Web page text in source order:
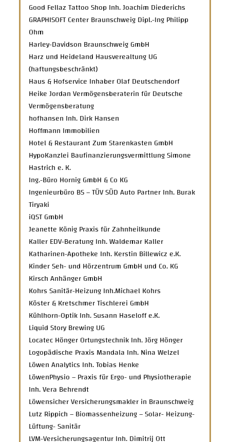
Good Fellaz Tattoo Shop Inh. Joachim Diederichs
GRAPHISOFT Center Braunschweig Dipl.-Ing Philipp
Ohm
Harley-Davidson Braunschweig GmbH
Harz und Heideland Hausverealtung UG
(haftungsbeschränkt)
Haus & Hofservice Inhaber Olaf Deutschendorf
Heike Jordan Vermögensberaterin für Deutsche
Vermögensberatung
hofhansen Inh. Dirk Hansen
Hoffmann Immobilien
Hotel & Restaurant Zum Starenkasten GmbH
HypoKanzlei Baufinanzierungsvermittlung Simone
Hastrich e. K.
Ing.-Büro Hornig GmbH & Co KG
Ingenieurbüro BS – TÜV SÜD Auto Partner Inh. Burak
Tiryaki
iQST GmbH
Jeanette König Praxis für Zahnheilkunde
Kaller EDV-Beratung Inh. Waldemar Kaller
Katharinen-Apotheke Inh. Kerstin Billewicz e.K.
Kinder Seh- und Hörzentrum GmbH und Co. KG
Kirsch Anhänger GmbH
Kohrs Sanitär-Heizung Inh.Michael Kohrs
Köster & Kretschmer Tischlerei GmbH
Kühlhorn-Optik Inh. Susann Haseloff e.K.
Liquid Story Brewing UG
Locatec Hönger Ortungstechnik Inh. Jörg Hönger
Logopädische Praxis Mandala Inh. Nina Welzel
Löwen Analytics Inh. Tobias Henke
LöwenPhysio – Praxis für Ergo- und Physiotherapie
Inh. Vera Behrendt
Löwensicher Versicherungsmakler in Braunschweig
Lutz Rippich – Biomassenheizung – Solar- Heizung-
Lüftung- Sanitär
LVM-Versicherungsagentur Inh. Dimitrij Ott